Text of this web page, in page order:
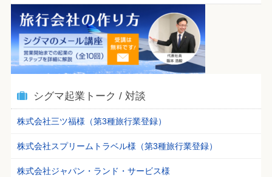
シグマ起業トーク / 対談
株式会社三ツ福様（第3種旅行業登録）
株式会社スプリームトラベル様（第3種旅行業登録）
株式会社ジャパン・ランド・サービス様